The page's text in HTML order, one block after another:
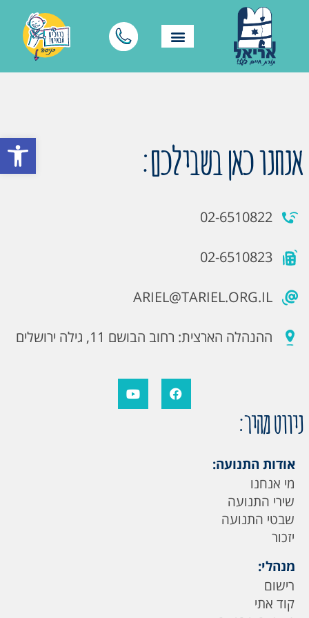
פתח אנחנו כאן בשבילכם:
02-6510822
02-6510823
ARIEL@TARIEL.ORG.IL
ההנהלה הארצית: רחוב הבושם 11, גילה ירושלים
ניווט מהיר:
אודות התנועה:
מי אנחנו
שירי התנועה
שבטי התנועה
יזכור
מנהלי:
רישום
קוד אתי